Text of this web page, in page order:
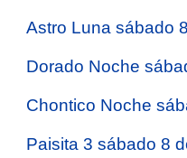
Astro Luna sábado
Dorado Noche
Chontico Noche
Paisita 3 sábado 8